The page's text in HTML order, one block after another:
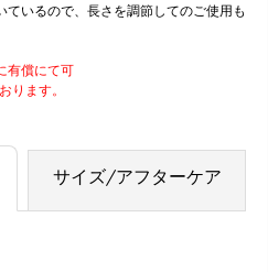
いるので、長さを調節してのご使用も
有償にて可
ります。
サイズ/アフターケア